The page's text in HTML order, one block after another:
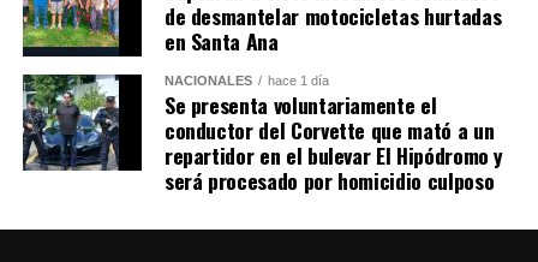
(@InterMiamiCF)
August 6, 2026
SI CAPITÁN! Messi x2
pic.twitter.com/ssqChmttZL
de desmantelar motocicletas hurtadas
en Santa Ana
NACIONALES hace 1 día
Se presenta voluntariamente el
conductor del Corvette que mató a un
repartidor en el bulevar El Hipódromo y
será procesado por homicidio culposo